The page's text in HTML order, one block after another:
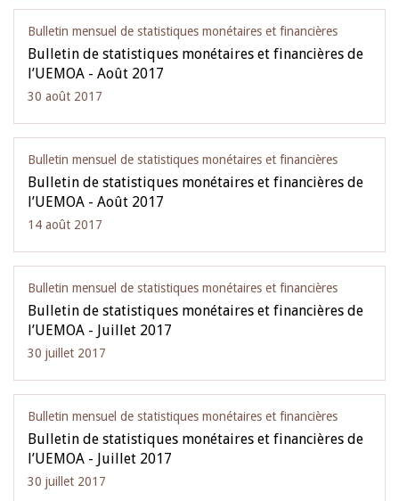
Bulletin mensuel de statistiques monétaires et financières
Bulletin de statistiques monétaires et financières de
l’UEMOA - Août 2017
30 août 2017
Bulletin mensuel de statistiques monétaires et financières
Bulletin de statistiques monétaires et financières de
l’UEMOA - Août 2017
14 août 2017
Bulletin mensuel de statistiques monétaires et financières
Bulletin de statistiques monétaires et financières de
l’UEMOA - Juillet 2017
30 juillet 2017
Bulletin mensuel de statistiques monétaires et financières
Bulletin de statistiques monétaires et financières de
l’UEMOA - Juillet 2017
30 juillet 2017